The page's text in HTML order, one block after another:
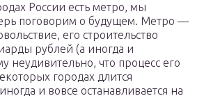
России есть метро, мы
поговорим о будущем. Метро —
его строительство
рублей (а иногда и
неудивительно, что процесс его
городах длится
и вовсе останавливается на